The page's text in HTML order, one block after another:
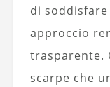
di
approccio
trasparente.
scarpe che